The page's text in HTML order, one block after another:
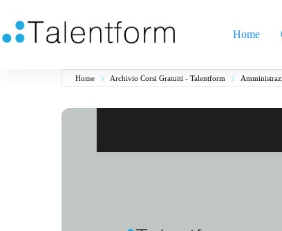
Home
Home Archivio Corsi Gratuiti - Talentform